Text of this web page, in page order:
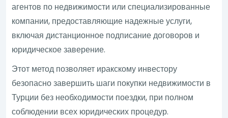
агентов по недвижимости или специализированные
компании, предоставляющие надежные услуги,
включая дистанционное подписание договоров и
юридическое заверение.
Этот метод позволяет иракскому инвестору
безопасно завершить шаги покупки недвижимости в
Турции без необходимости поездки, при полном
соблюдении всех юридических процедур.